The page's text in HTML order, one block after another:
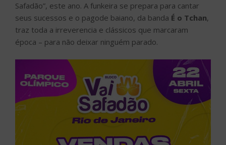
Safadão”, este ano. A funkeira se prepara para cantar
seus sucessos e o pagode baiano, da banda É o Tchan,
traz toda a irreverencia e clássicos que marcaram
época – para não deixar ninguém parado.